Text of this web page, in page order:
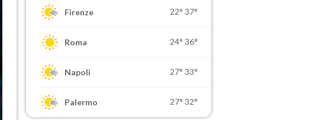
Firenze 22° 37°
Roma 24° 36°
Napoli 27° 33°
Palermo 27° 32°